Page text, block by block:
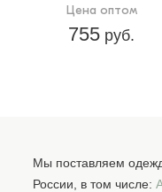
Цена оптом
755 руб.
Мы поставляем
России, в том числе: